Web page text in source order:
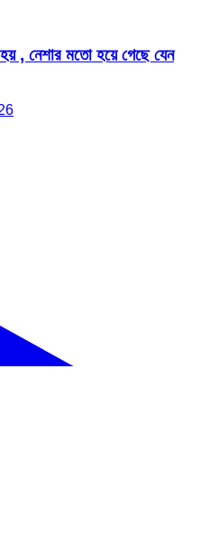
, নেশার মতো হয়ে গেছে যেন